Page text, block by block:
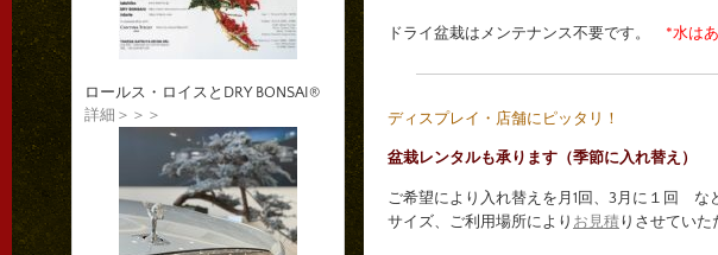
ドライ盆栽はメンテナンス不要です。 *水は
ディスプレイ・店舗にピッタリ！
盆栽レンタルも承ります（季節に入れ替え）
ご希望により入れ替えを月1回、3月に１回 な
サイズ、ご利用場所により お見積りさせていた
ロールス・ロイスとDRY BONSAI®
詳細＞＞＞